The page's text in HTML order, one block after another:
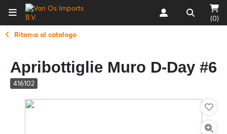
(0)
Ritorna al catalogo
Apribottiglie Muro D-Day #6
416102